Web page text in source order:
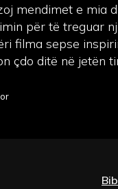
mendimet e mia
për të treguar
filma sepse
çdo ditë në jetën